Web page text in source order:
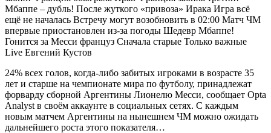
Мбаппе – дубль! После жуткого «привоза» Ирака Игра всё
ещё не началась Встречу могут возобновить в 02:00 Матч ЧМ
впервые приостановлен из-за погоды Шедевр Мбаппе!
Гонится за Месси француз Сначала старые Только важные
Live Евгений Кустов
24% всех голов, когда‑либо забитых игроками в возрасте 35
лет и старше на чемпионате мира по футболу, принадлежат
форварду сборной Аргентины Лионелю Месси, сообщает Opta
Analyst в своём аккаунте в социальных сетях. С каждым
новым матчем Аргентины на нынешнем ЧМ можно ожидать
дальнейшего роста этого показателя…